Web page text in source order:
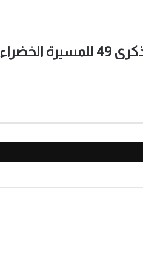
تهنئة السيد محمد غيلان الغزواني بمناسبة الذكرى 49 للمسيرة الخضراء